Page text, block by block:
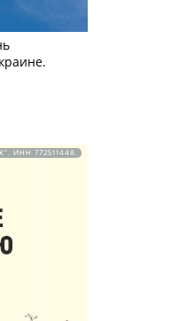
ИНН 772511448.